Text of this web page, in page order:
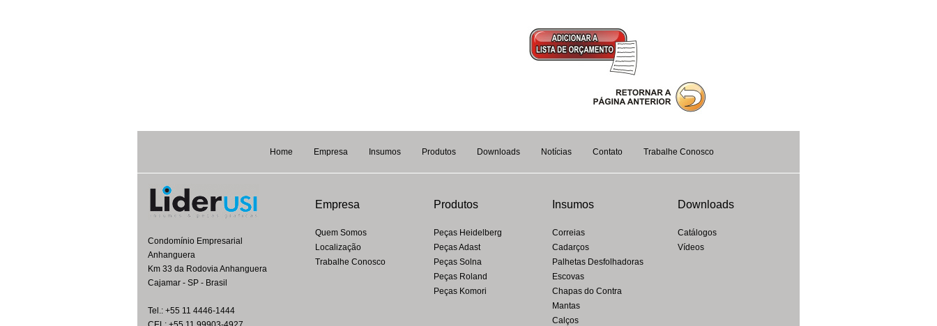
Home Empresa Insumos Produtos Downloads Notícias Contato Trabalhe Conosco
Condomínio Empresarial
Anhanguera
Km 33 da Rodovia Anhanguera
Cajamar - SP - Brasil
Tel.: +55 11 4446-1444
Empresa
Quem Somos
Localização
Trabalhe Conosco
Produtos
Peças Heidelberg
Peças Adast
Peças Solna
Peças Roland
Peças Komori
Insumos
Correias
Cadarços
Palhetas Desfolhadoras
Escovas
Chapas do Contra
Mantas
Calços
Downloads
Catálogos
Vídeos